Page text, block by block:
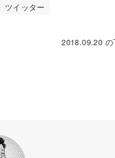
ツイッター
2018.09.20